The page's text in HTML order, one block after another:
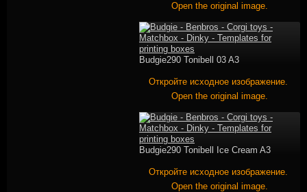
Open the original image.
Budgie290 Tonibell 03 A3
Откройте исходное изображение.
Open the original image.
Budgie290 Tonibell Ice Cream A3
Откройте исходное изображение.
Open the original image.